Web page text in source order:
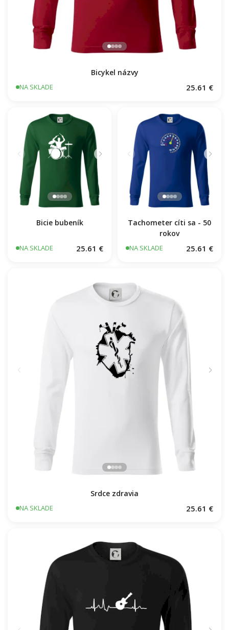
Bicykel názvy
NA SKLADE 25.61 €
Bicie bubeník
NA SKLADE 25.61 €
Tachometer cíti sa - 50
rokov
NA SKLADE 25.61 €
Srdce zdravia
NA SKLADE 25.61 €